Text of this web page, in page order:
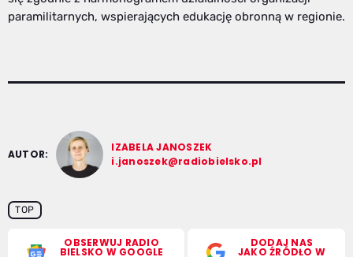
paramilitarnych, wspierających edukację obronną w regionie.
AUTOR:
IZABELA JANOSZEK
i.janoszek@radiobielsko.pl
TOP
OBSERWUJ RADIO
BIELSKO W GOOGLE
DODAJ NAS
JAKO ŹRÓDŁO W